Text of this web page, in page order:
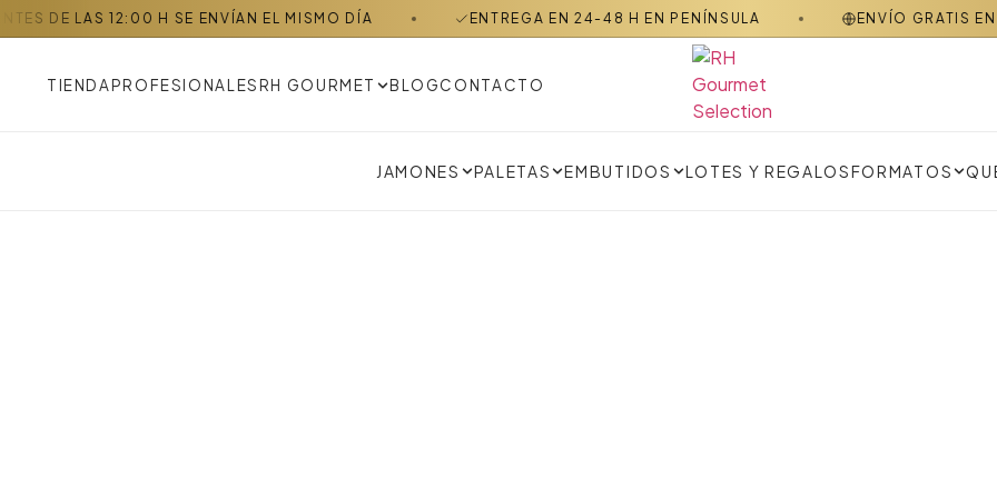
TIENDAPROFESIONALESRH GOURMET BLOGCONTACTO
JAMONES PALETAS EMBUTIDOS LOTES Y REGALOSFORMATOS
12:00 H SE ENVÍAN EL MISMO DÍA ENTREGA EN 24-48 H EN PENÍNSULA ENVÍO GRATIS EN